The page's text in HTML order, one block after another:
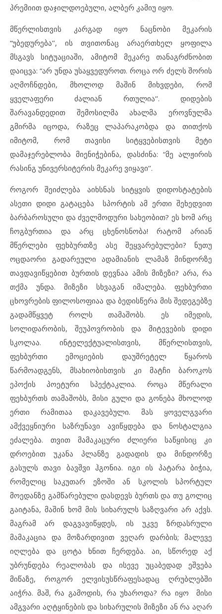
პრემიით დაჯილდოებული, ალბერ კამიუ იყო.
მწერლისთვის კარგად იყო ნაცნობი მეკარის
“უბედურება’’, ის თვითონაც არაერთხელ ყოფილა
მსგავს სიტუაციაში, ამიტომ მეკარე თანაგრძნობით
დაიცვა: “არ უნდა უსაყვედუროთ. როცა ორ ძელს შორის
აღმოჩნდები, მხოლოდ მაშინ მიხვდები, რომ
ყველაფერი ძალიან რთულია’’. დიდების
შარავანდედით შემოსილმა ახალმა ეროვნულმა
გმირმა იცოდა, რაზეც ლაპარაკობდა და თითქოს
იმიტომ, რომ თავისი სიტყვებისთვის მეტი
დამაჯერებლობა მიენიჭებინა, დასძინა: “მე ალჟირის
რასინგ უნივერსიტერის მეკარე ვიყავი’’.
როგორ შეიძლება აიხსნას სიტყვის დიდოსტატების
ასეთი დიდი გატაცება სპორტის ამ ერთი შეხედვით
ბარბაროსული და ძველმოდური სახეობით? ეს ხომ არც
ჩოგბურთია და არც ცხენოსნობა! რატომ არიან
მწერლები ფეხბურთზე ასე შეყვარებულები? ნუთუ
ოცდაორი გადარეული ადამიანის ლამაზ მინდორზე
თავდავიწყებით ბურთის დევნაა ამის მიზეზი? არა, რა
თქმა უნდა. მიზეზი სხვაგან იმალება. ფეხბურთი
ცხოვრების ფილოსოფიაა და ბედისწერა მის შედეგებზე
გადამწყვეტ როლს თამაშობს. ეს იმედის,
სოლიდარობის, შეუპოვრობის და მიტევების დიდი
სკოლაა. ინტელექტუალისთვის, მწერლისთვის,
ფეხბურთი ემოციების დაუშრეტელ წყაროს
წარმოადგენს, მსახიობისთვის კი მატჩი ბაროკოს
ეპოქის პოეტური სპექტაკლია. როცა მწერალი
ფეხბურთს თამაშობს, მისი გული და გონება მხოლოდ
ერთი რამითაა დაკავებული. მას ყოველგვარი
ამქვეყნიური საზრუნავი ავიწყდება და ნოსტალგია
ეძალება. თვით მამაკაცური ძლიერი საწყისიც კი
დროებით უკანა პლანზე გადადის და მინდორზე
გასულს თავი ბავშვი ჰგონია. იგი ის პატარა ბიჭია,
რომელიც საკუთარ ეზოში ან სკოლის სპორტულ
მოედანზე გამწარებული დასდევს ბურთს და თუ გოლიც
გაიტანა, მაშინ ხომ მის სიხარულს საზღვარი არ აქვს.
მაგრამ არ დაგვავიწყდეს, ის უკვე ზრდასრული
მამაკაცია და მოზარდივით ვეღარ დარბის; მალევე
იღლება და ცოტა ხნით ჩერდება. აი, სწორედ აქ
უბრუნდება რეალობას და ისევე უცაბედად ეშვება
მიწაზე, როგორ ელვისუსწრაფესადაც ღრუბლებში
აიჭრა. მაშ, რა გამოდის, რა უხაროდა? რა იყო მისი
ამგვარი აღტყინების და სიხარულის მიზეზი ან რა აღარ